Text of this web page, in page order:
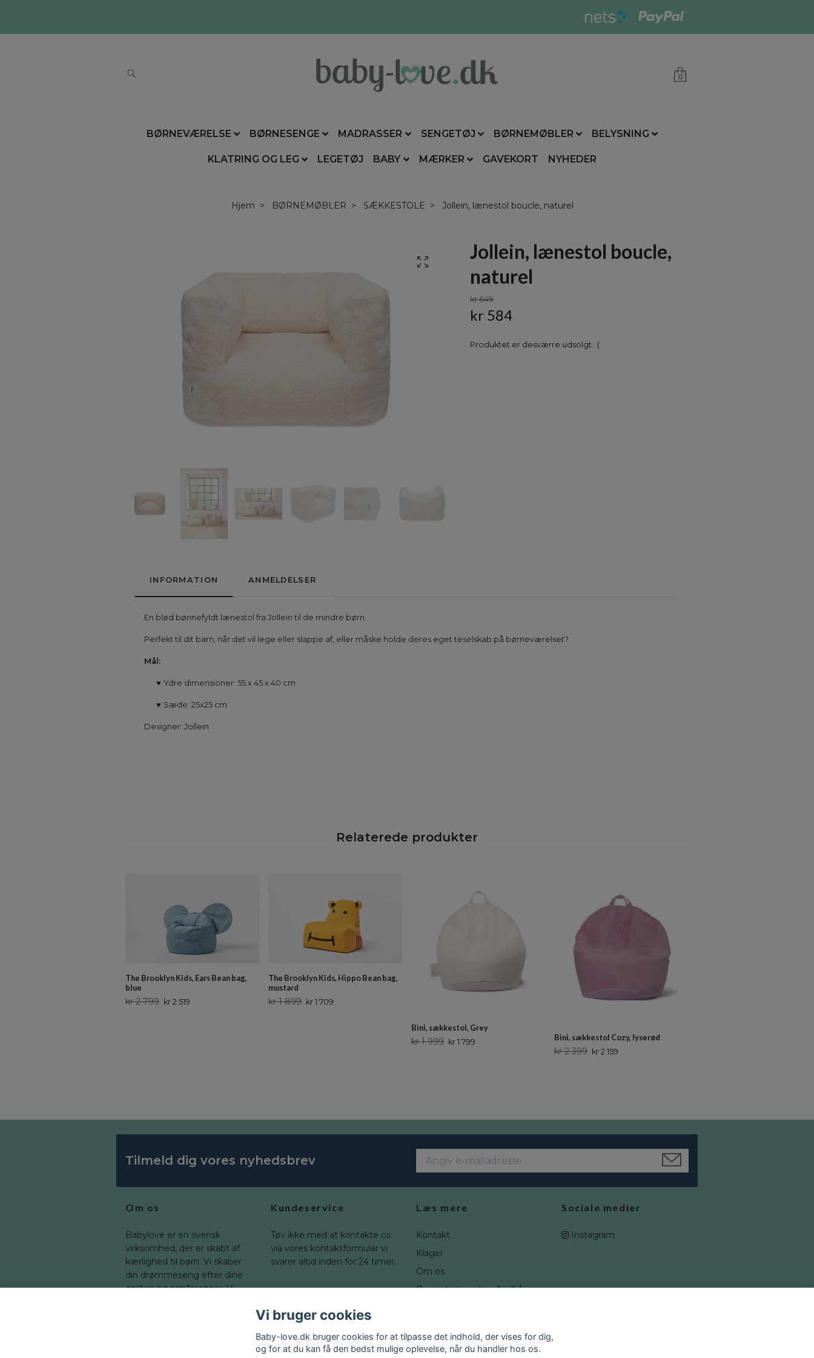
0
BØRNEVÆRELSE BØRNESENGE MADRASSER SENGETØJ BØRNEMØBLER BELYSNING
KLATRING OG LEG LEGETØJ BABY MÆRKER GAVEKORT NYHEDER
Hjem BØRNEMØBLER SÆKKESTOLE Jollein, lænestol boucle, naturel
Jollein, lænestol boucle,
naturel
kr 649
kr 584
Produktet er desværre udsolgt. :(
INFORMATION ANMELDELSER
En blød bønnefyldt lænestol fra Jollein til de mindre børn.
Perfekt til dit barn, når det vil lege eller slappe af, eller måske holde deres eget teselskab på børneværelset?
Mål:
♥ Ydre dimensioner: 55 x 45 x 40 cm
♥ Sæde: 25x25 cm
Designer: Jollein
The Brooklyn Kids, Ears Bean bag,
blue
kr 2 799 kr 2 519
The Brooklyn Kids, Hippo Bean bag,
mustard
kr 1 899 kr 1 709
Bini, sækkestol, Grey
kr 1 999 kr 1 799
Bini, sækkestol Cozy, lyserød
kr 2 399 kr 2 159
Tilmeld dig vores nyhedsbrev
Om os
Babylove er en svensk
virksomhed, der er skabt af
kærlighed til børn. Vi skaber
din drømmeseng efter dine
ønsker og præferencer. Vi
Kundeservice
Tøv ikke med at kontakte os
via vores kontaktformular vi
svarer altid inden for 24 timer.
Læs mere
Kontakt
Klager
Om os
Brugerbetingelser & vilkår
Sociale medier
Instagram
Vi bruger cookies
Baby-love.dk bruger cookies for at tilpasse det indhold, der vises for dig,
og for at du kan få den bedst mulige oplevelse, når du handler hos os.